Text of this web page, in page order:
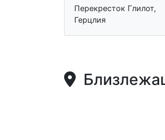
Перекресток Глилот,
Герцлия